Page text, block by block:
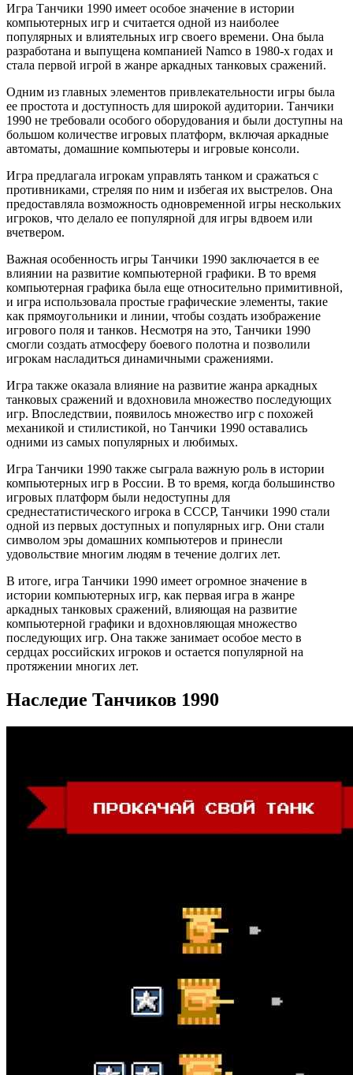
Игра Танчики 1990 имеет особое значение в истории
компьютерных игр и считается одной из наиболее
популярных и влиятельных игр своего времени. Она была
разработана и выпущена компанией Namco в 1980-х годах и
стала первой игрой в жанре аркадных танковых сражений.
Одним из главных элементов привлекательности игры была
ее простота и доступность для широкой аудитории. Танчики
1990 не требовали особого оборудования и были доступны на
большом количестве игровых платформ, включая аркадные
автоматы, домашние компьютеры и игровые консоли.
Игра предлагала игрокам управлять танком и сражаться с
противниками, стреляя по ним и избегая их выстрелов. Она
предоставляла возможность одновременной игры нескольких
игроков, что делало ее популярной для игры вдвоем или
вчетвером.
Важная особенность игры Танчики 1990 заключается в ее
влиянии на развитие компьютерной графики. В то время
компьютерная графика была еще относительно примитивной,
и игра использовала простые графические элементы, такие
как прямоугольники и линии, чтобы создать изображение
игрового поля и танков. Несмотря на это, Танчики 1990
смогли создать атмосферу боевого полотна и позволили
игрокам насладиться динамичными сражениями.
Игра также оказала влияние на развитие жанра аркадных
танковых сражений и вдохновила множество последующих
игр. Впоследствии, появилось множество игр с похожей
механикой и стилистикой, но Танчики 1990 оставались
одними из самых популярных и любимых.
Игра Танчики 1990 также сыграла важную роль в истории
компьютерных игр в России. В то время, когда большинство
игровых платформ были недоступны для
среднестатистического игрока в СССР, Танчики 1990 стали
одной из первых доступных и популярных игр. Они стали
символом эры домашних компьютеров и принесли
удовольствие многим людям в течение долгих лет.
В итоге, игра Танчики 1990 имеет огромное значение в
истории компьютерных игр, как первая игра в жанре
аркадных танковых сражений, влияющая на развитие
компьютерной графики и вдохновляющая множество
последующих игр. Она также занимает особое место в
сердцах российских игроков и остается популярной на
протяжении многих лет.
Наследие Танчиков 1990